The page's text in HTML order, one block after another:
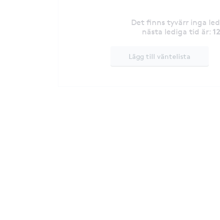
Det finns tyvärr inga
nästa lediga tid är:
Lägg till väntelista